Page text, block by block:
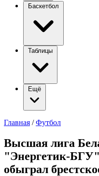
Баскетбол
Таблицы
Ещё
Главная / Футбол
Высшая лига
"Энергетик-
обыграл